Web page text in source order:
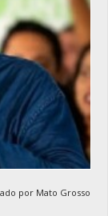
por Mato Grosso